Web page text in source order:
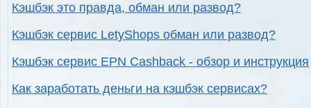
Кэшбэк это правда, обман или развод?
Кэшбэк сервис LetyShops обман или развод?
Кэшбэк сервис EPN Cashback - обзор и инструкция
Как заработать деньги на кэшбэк сервисах?